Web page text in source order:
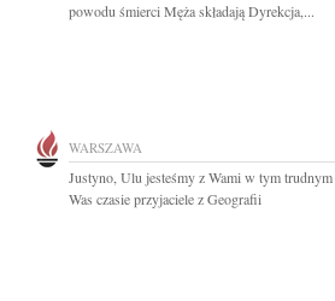
powodu śmierci Męża składają Dyrekcja,...
WARSZAWA
Justyno, Ulu jesteśmy z Wami w tym
Was czasie przyjaciele z Geografii